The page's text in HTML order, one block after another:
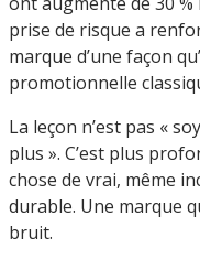
prise de risque a
marque d’une façon
promotionnelle
La leçon n’est pas «
plus ». C’est plus
chose de vrai, même
durable. Une marque
bruit.